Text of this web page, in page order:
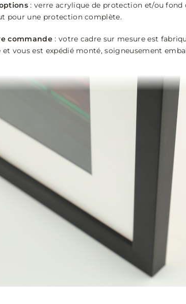
: verre acrylique de protection et/ou fond
pour une protection complète.
commande: votre cadre sur mesure est
et vous est expédié monté, soigneusement